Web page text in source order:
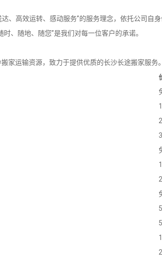
、高效运转、感动服务”的服务理念，依托公司自
、随地、随您”是我们对每一位客户的承诺。
家运输资源，致力于提供优质的长沙长途搬家服务。